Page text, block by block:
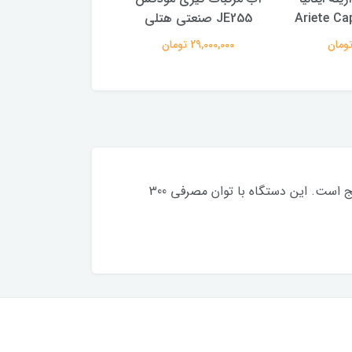
JE255 صنعتی هتلی
29,000,000 تومان
آب مرکبات گیر مودکس مدل 245 ، دستگاهی کارآمد برای آبگیری انواع مرکبات مانند پرتقال، لیمو، گریپ فروت و نارنج است. این دستگاه با توان مصرفی 300